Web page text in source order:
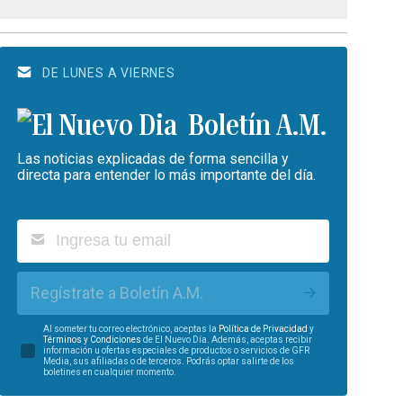
DE LUNES A VIERNES
Boletín A.M.
Las noticias explicadas de forma sencilla y
directa para entender lo más importante del día.
Regístrate a Boletín A.M.
Al someter tu correo electrónico, aceptas la Política de Privacidad y
Términos y Condiciones de El Nuevo Día. Además, aceptas recibir
información u ofertas especiales de productos o servicios de GFR
Media, sus afiliadas o de terceros. Podrás optar salirte de los
boletines en cualquier momento.